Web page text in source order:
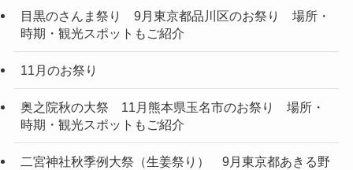
目黒のさんま祭り 9月東京都品川区のお祭り 場所・
時期・観光スポットもご紹介
11月のお祭り
奥之院秋の大祭 11月熊本県玉名市のお祭り 場所・
時期・観光スポットもご紹介
二宮神社秋季例大祭（生姜祭り） 9月東京都あきる野